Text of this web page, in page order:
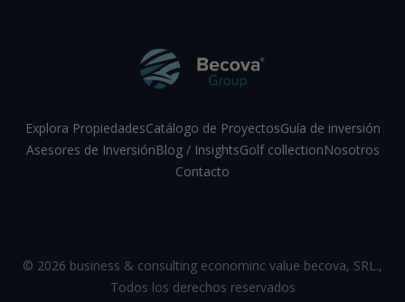
Explora PropiedadesCatálogo de ProyectosGuía de inversión
Asesores de InversiónBlog / InsightsGolf collectionNosotros
Contacto
© 2026 business & consulting econominc value becova, SRL.,
Todos los derechos reservados